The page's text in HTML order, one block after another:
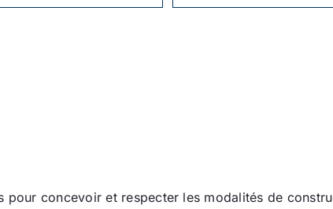
concevoir et respecter les modalités de